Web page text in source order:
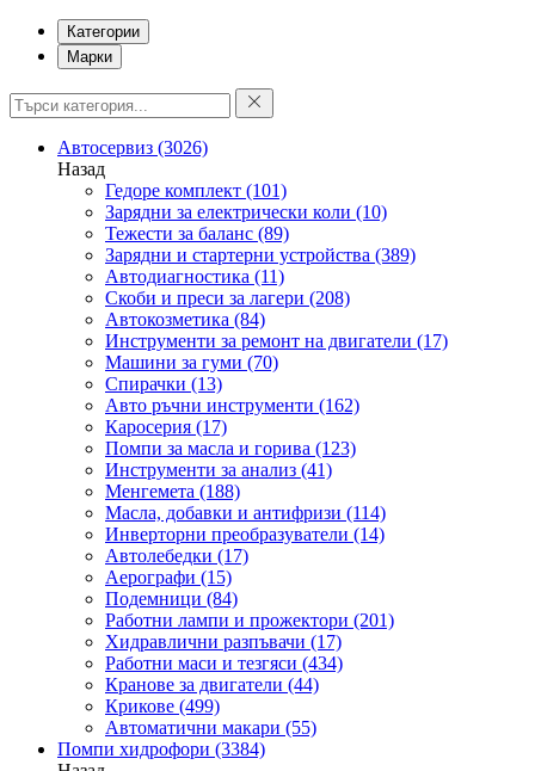
Категории
Марки
Автосервиз (3026)
Назад
Гедоре комплект (101)
Зарядни за електрически коли (10)
Тежести за баланс (89)
Зарядни и стартерни устройства (389)
Автодиагностика (11)
Скоби и преси за лагери (208)
Автокозметика (84)
Инструменти за ремонт на двигатели (17)
Машини за гуми (70)
Спирачки (13)
Авто ръчни инструменти (162)
Каросерия (17)
Помпи за масла и горива (123)
Инструменти за анализ (41)
Менгемета (188)
Масла, добавки и антифризи (114)
Инверторни преобразуватели (14)
Автолебедки (17)
Аерографи (15)
Подемници (84)
Работни лампи и прожектори (201)
Хидравлични разпъвачи (17)
Работни маси и тезгяси (434)
Кранове за двигатели (44)
Крикове (499)
Автоматични макари (55)
Помпи хидрофори (3384)